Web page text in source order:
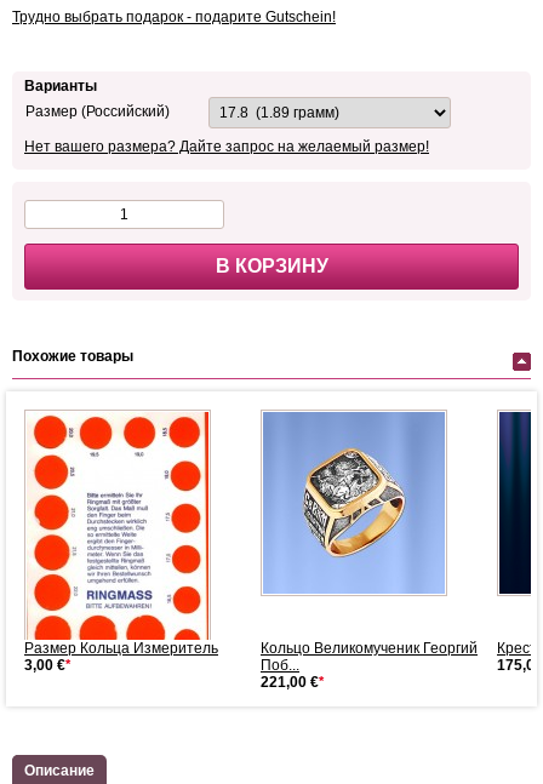
Трудно выбрать подарок - подарите Gutschein!
Варианты
Размер (Российский)
Нет вашего размера? Дайте запрос на желаемый размер!
В КОРЗИНУ
Похожие товары
Размер Кольца Измеритель
3,00 €*
Кольцо Великомученик Георгий
Поб...
221,00 €*
Описание